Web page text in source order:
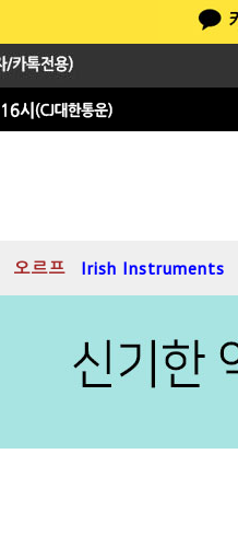
오르프 Irish Instruments